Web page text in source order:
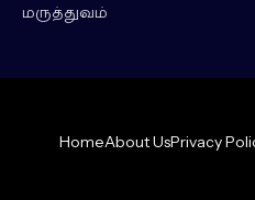
மருத்துவம்
HomeAbout UsPrivacy